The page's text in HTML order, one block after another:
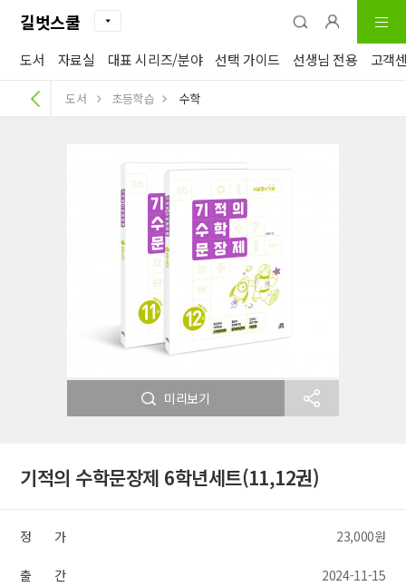
길벗스쿨
도서 자료실 대표 시리즈/분야 선택 가이드 선생님 전용 고객
도서 초등학습 수학
미리보기
기적의 수학문장제 6학년세트(11,12권)
정 가 23,000원
출 간 2024-11-15